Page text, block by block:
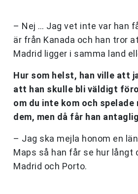
– Nej … Jag vet inte var han
är från Kanada och han tror
Madrid ligger i samma land
Hur som helst, han ville att
att han skulle bli väldigt
om du inte kom och spelade
dem, men då får han
– Jag ska mejla honom en
Maps så han får se hur långt
Madrid och Porto.